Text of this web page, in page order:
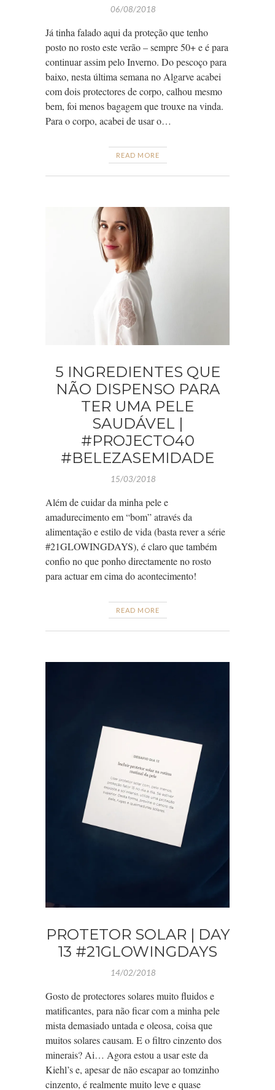
06/08/2018
Já tinha falado aqui da proteção que tenho
posto no rosto este verão – sempre 50+ e é para
continuar assim pelo Inverno. Do pescoço para
baixo, nesta última semana no Algarve acabei
com dois protectores de corpo, calhou mesmo
bem, foi menos bagagem que trouxe na vinda.
Para o corpo, acabei de usar o…
READ MORE
5 INGREDIENTES QUE
NÃO DISPENSO PARA
TER UMA PELE
SAUDÁVEL |
#PROJECTO40
#BELEZASEMIDADE
15/03/2018
Além de cuidar da minha pele e
amadurecimento em “bom” através da
alimentação e estilo de vida (basta rever a série
#21GLOWINGDAYS), é claro que também
confio no que ponho directamente no rosto
para actuar em cima do acontecimento!
READ MORE
PROTETOR SOLAR | DAY
13 #21GLOWINGDAYS
14/02/2018
Gosto de protectores solares muito fluidos e
matificantes, para não ficar com a minha pele
mista demasiado untada e oleosa, coisa que
muitos solares causam. E o filtro cinzento dos
minerais? Ai… Agora estou a usar este da
Kiehl’s e, apesar de não escapar ao tomzinho
cinzento, é realmente muito leve e quase